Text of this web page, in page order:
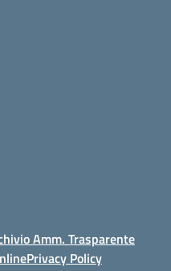
Amm. Trasparente
Privacy Policy